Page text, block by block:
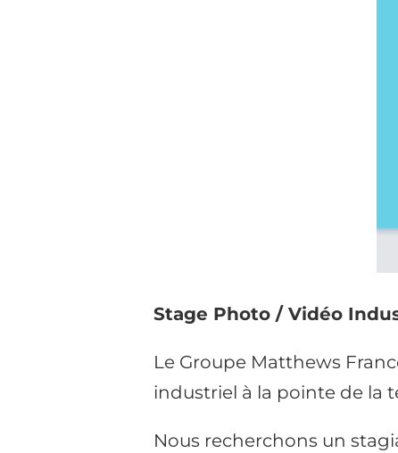
Stage Photo / Vidéo
Le Groupe Matthews
industriel à la pointe de la
Nous recherchons un